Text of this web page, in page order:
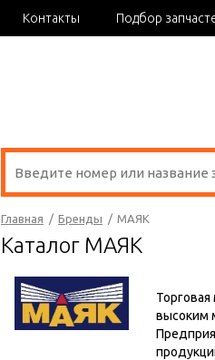
Контакты Подбор
Главная / Бренды / МАЯК
Каталог МАЯК
высоким